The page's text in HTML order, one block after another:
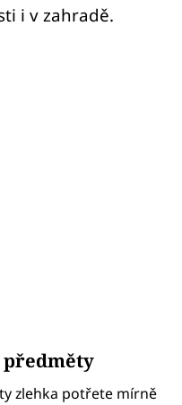
i v zahradě.
předměty
zlehka potřete mírně